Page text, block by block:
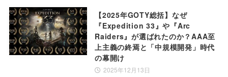
【2025年GOTY総括】なぜ
『Expedition 33』や『Arc
Raiders』が選ばれたのか？AAA至
上主義の終焉と「中規模開発」時代
の幕開け
2025年12月13日